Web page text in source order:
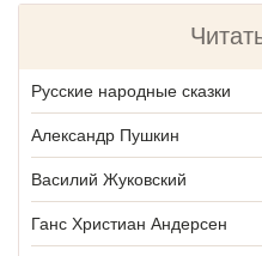
Русские народные сказки
Александр Пушкин
Василий Жуковский
Ганс Христиан Андерсен